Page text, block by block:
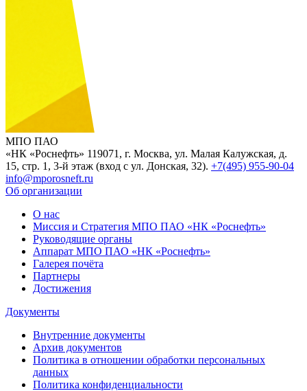
МПО ПАО
«НК «Роснефть» 119071, г. Москва, ул. Малая Калужская, д.
15, стр. 1, 3-й этаж (вход с ул. Донская, 32). +7(495) 955-90-04
info@mporosneft.ru
Об организации
О нас
Миссия и Стратегия МПО ПАО «НК «Роснефть»
Руководящие органы
Аппарат МПО ПАО «НК «Роснефть»
Галерея почёта
Партнеры
Достижения
Документы
Внутренние документы
Архив документов
Политика в отношении обработки персональных
данных
Политика конфиденциальности